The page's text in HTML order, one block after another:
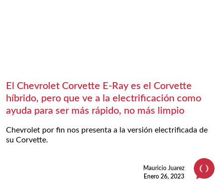
El Chevrolet Corvette E-Ray es el Corvette
híbrido, pero que ve a la electrificación como
ayuda para ser más rápido, no más limpio
Chevrolet por fin nos presenta a la versión electrificada de
su Corvette.
Mauricio Juarez
Enero 26, 2023